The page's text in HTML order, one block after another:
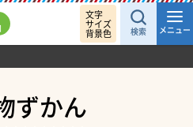
文字
サイズ
背景色 検索 メニュー
ずかん